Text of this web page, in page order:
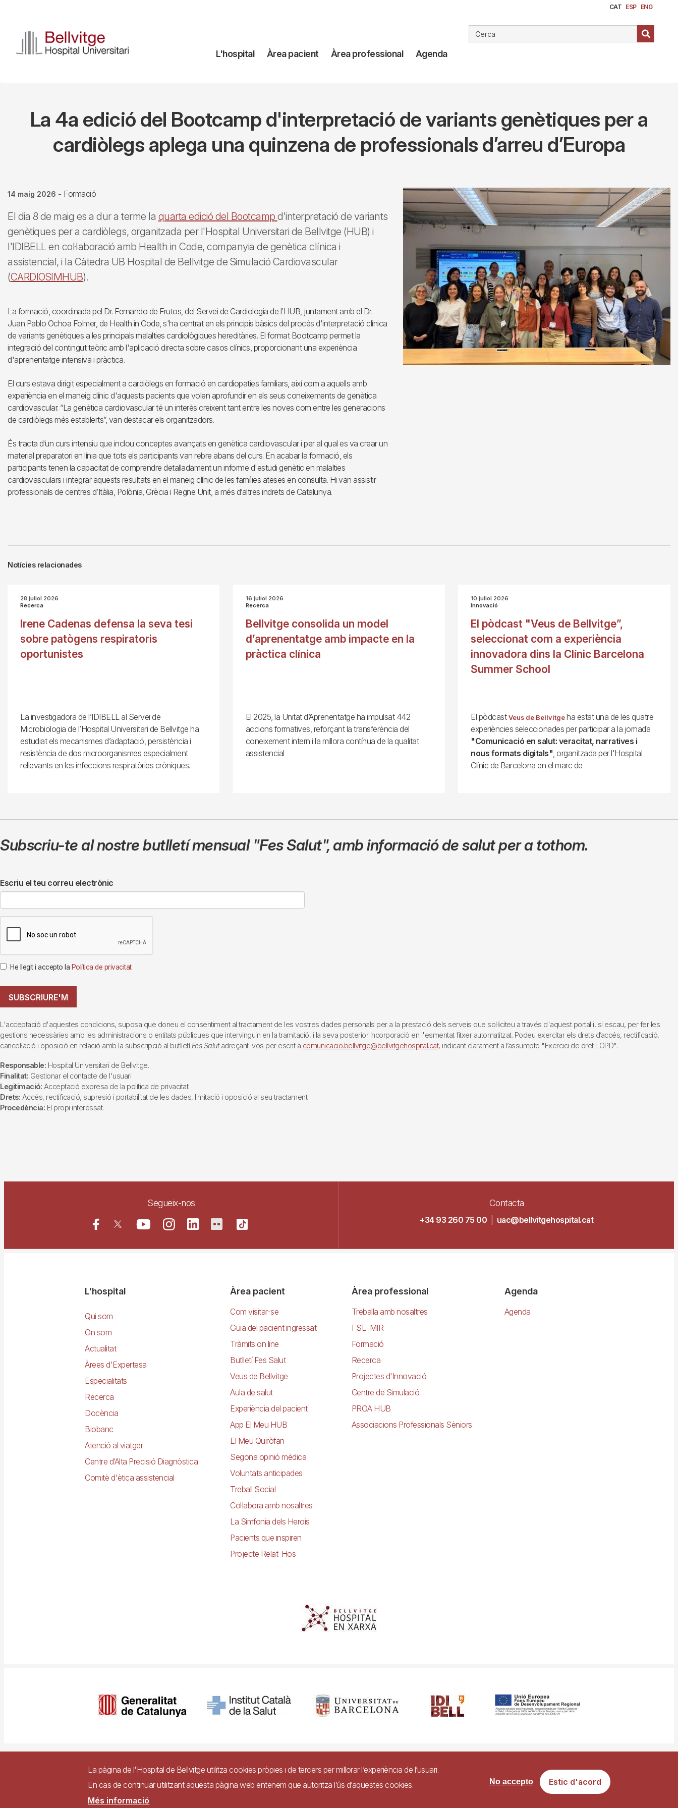
contingut
CAT ESP ENG
Navegación
L'hospital Àrea pacient Àrea professional Agenda
La 4a edició del Bootcamp d'interpretació de variants genètiques per a
cardiòlegs aplega una quinzena de professionals d’arreu d’Europa
14 maig 2026 - Formació
El dia 8 de maig es a dur a terme la quarta edició del Bootcamp d'interpretació de variants
genètiques per a cardiòlegs, organitzada per l'Hospital Universitari de Bellvitge (HUB) i
l'IDIBELL en col·laboració amb Health in Code, companyia de genètica clínica i
assistencial, i la Càtedra UB Hospital de Bellvitge de Simulació Cardiovascular
(CARDIOSIMHUB).
La formació, coordinada pel Dr. Fernando de Frutos, del Servei de Cardiologia de l’HUB, juntament amb el Dr.
Juan Pablo Ochoa Folmer, de Health in Code, s'ha centrat en els principis bàsics del procés d'interpretació clínica
de variants genètiques a les principals malalties cardiològiques hereditàries. El format Bootcamp permet la
integració del contingut teòric amb l'aplicació directa sobre casos clínics, proporcionant una experiència
d'aprenentatge intensiva i pràctica.
El curs estava dirigit especialment a cardiòlegs en formació en cardiopaties familiars, així com a aquells amb
experiència en el maneig clínic d'aquests pacients que volen aprofundir en els seus coneixements de genètica
cardiovascular. “La genètica cardiovascular té un interès creixent tant entre les noves com entre les generacions
de cardiòlegs més establerts”, van destacar els organitzadors.
És tracta d’un curs intensiu que inclou conceptes avançats en genètica cardiovascular i per al qual es va crear un
material preparatori en línia que tots els participants van rebre abans del curs. En acabar la formació, els
participants tenen la capacitat de comprendre detalladament un informe d'estudi genètic en malalties
cardiovasculars i integrar aquests resultats en el maneig clínic de les famílies ateses en consulta. Hi van assistir
professionals de centres d’Itàlia, Polònia, Grècia i Regne Unit, a més d’altres indrets de Catalunya.
Notícies relacionades
28 juliol 2026
Recerca
Irene Cadenas defensa la seva tesi
sobre patògens respiratoris
oportunistes
La investigadora de l’IDIBELL al Servei de
Microbiologia de l’Hospital Universitari de Bellvitge ha
estudiat els mecanismes d’adaptació, persistència i
resistència de dos microorganismes especialment
rellevants en les infeccions respiratòries cròniques.
16 juliol 2026
Recerca
Bellvitge consolida un model
d’aprenentatge amb impacte en la
pràctica clínica
El 2025, la Unitat d’Aprenentatge ha impulsat 442
accions formatives, reforçant la transferència del
coneixement intern i la millora contínua de la qualitat
assistencial
10 juliol 2026
Innovació
El pòdcast "Veus de Bellvitge”,
seleccionat com a experiència
innovadora dins la Clínic Barcelona
Summer School
El pòdcast Veus de Bellvitgeha estat una de les quatre
experiències seleccionades per participar a la jornada
"Comunicació en salut: veracitat, narratives i
nous formats digitals", organitzada per l'Hospital
Clínic de Barcelona en el marc de
Subscriu-te al nostre butlletí mensual "Fes Salut",amb informació de salut per a tothom.
Escriu el teu correu electrònic
He llegit i accepto la Política de privacitat
SUBSCRIURE'M
L'acceptació d'aquestes condicions, suposa que doneu el consentiment al tractament de les vostres dades personals per a la prestació dels serveis que sol·liciteu a través d'aquest portal i, si escau, per fer les
gestions necessàries amb les administracions o entitats públiques que intervinguin en la tramitació, i la seva posterior incorporació en l'esmentat fitxer automatitzat. Podeu exercitar els drets d’accés, rectificació,
cancel·lació i oposició en relació amb la subscripció al butlletí Fes Salutadreçant-vos per escrit a comunicacio.bellvitge@bellvitgehospital.cat, indicant clarament a l’assumpte "Exercici de dret LOPD".
Responsable: Hospital Universitari de Bellvitge.
Finalitat: Gestionar el contacte de l'usuari
Legitimació: Acceptació expresa de la política de privacitat.
Drets: Accés, rectificació, supresió i portabilitat de les dades, limitació i oposició al seu tractament.
Procedència: El propi interessat.
Segueix-nos Contacta
+34 93 260 75 00 uac@bellvitgehospital.cat
NavegacióL'hospital
Qui som
On som
Actualitat
Àrees d'Expertesa
Especialitats
Recerca
Docència
Biobanc
Atenció al viatger
Centre d’Alta Precisió Diagnòstica
Comitè d'ètica assistencial
Àrea pacient
Com visitar-se
Guia del pacient ingressat
Tràmits on line
Butlletí Fes Salut
Veus de Bellvitge
Aula de salut
Experiència del pacient
App El Meu HUB
El Meu Quiròfan
Segona opinió mèdica
Voluntats anticipades
Treball Social
Col·labora amb nosaltres
La Simfonia dels Herois
Pacients que inspiren
Projecte Relat-Hos
Àrea professional
Treballa amb nosaltres
FSE-MIR
Formació
Recerca
Projectes d'Innovació
Centre de Simulació
PROA HUB
Associacions Professionals Sèniors
Agenda
Agenda
de
Imagen
La pàgina de l'Hospital de Bellvitge utilitza cookies pròpies i de tercers per millorar l’experiència de l’usuari.
En cas de continuar utilitzant aquesta pàgina web entenem que autoritza l’ús d’aquestes cookies.
Més informació
Estic d'acord
No accepto